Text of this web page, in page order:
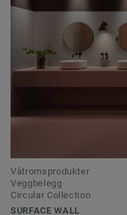
Våtromsprodukter
Veggbelegg
Circular Collection
SURFACE WALL